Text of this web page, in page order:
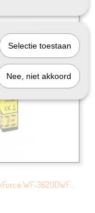
WF-3620DWF…
Selectie toestaan
Nee, niet akkoord